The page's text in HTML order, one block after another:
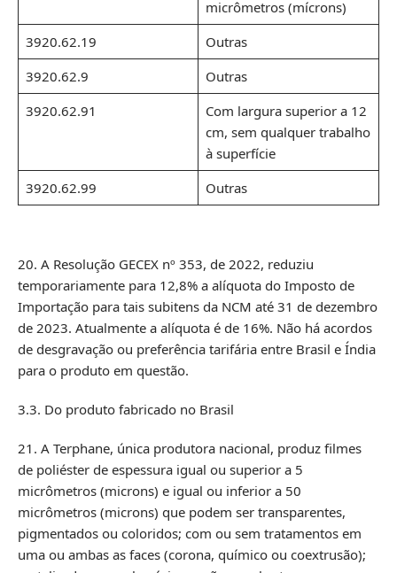
micrômetros (mícrons)
3920.62.19
Outras
3920.62.9
Outras
3920.62.91
Com largura superior a 12
cm, sem qualquer trabalho
à superfície
3920.62.99
Outras
20. A Resolução GECEX nº 353, de 2022, reduziu
temporariamente para 12,8% a alíquota do Imposto de
Importação para tais subitens da NCM até 31 de dezembro
de 2023. Atualmente a alíquota é de 16%. Não há acordos
de desgravação ou preferência tarifária entre Brasil e Índia
para o produto em questão.
3.3. Do produto fabricado no Brasil
21. A Terphane, única produtora nacional, produz filmes
de poliéster de espessura igual ou superior a 5
micrômetros (microns) e igual ou inferior a 50
micrômetros (microns) que podem ser transparentes,
pigmentados ou coloridos; com ou sem tratamentos em
uma ou ambas as faces (corona, químico ou coextrusão);